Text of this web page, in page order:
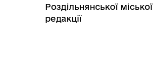
Роздільнянської
редакції